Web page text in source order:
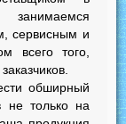
сервисным и
всего того,
обширный
не только на